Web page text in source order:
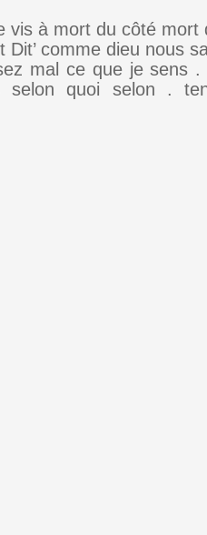
vis à mort du côté mort
Dit’ comme dieu nous
mal ce que je sens
selon quoi selon .